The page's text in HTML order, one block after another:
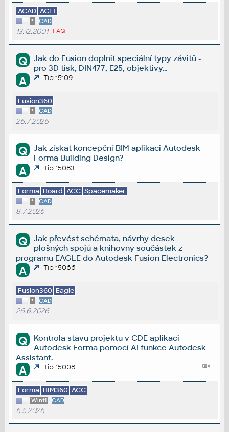
ACAD ACLT
* CAD
13.12.2001 FAQ
Q
Jak do Fusion doplnit speciální typy závitů -
pro 3D tisk, DIN477, E25, objektivy...
A Tip 15109
Fusion360
* CAD
26.7.2026
Q
Jak získat koncepční BIM aplikaci Autodesk
Forma Building Design?
A Tip 15083
Forma Board ACC Spacemaker
* CAD
8.7.2026
Q
Jak převést schémata, návrhy desek
plošných spojů a knihovny součástek z
programu EAGLE do Autodesk Fusion Electronics?
A Tip 15066
Fusion360 Eagle
* CAD
26.6.2026
Q
Kontrola stavu projektu v CDE aplikaci
Autodesk Forma pomocí AI funkce Autodesk
Assistant.
A Tip 15008
Forma BIM360 ACC
Win11 CAD
6.5.2026